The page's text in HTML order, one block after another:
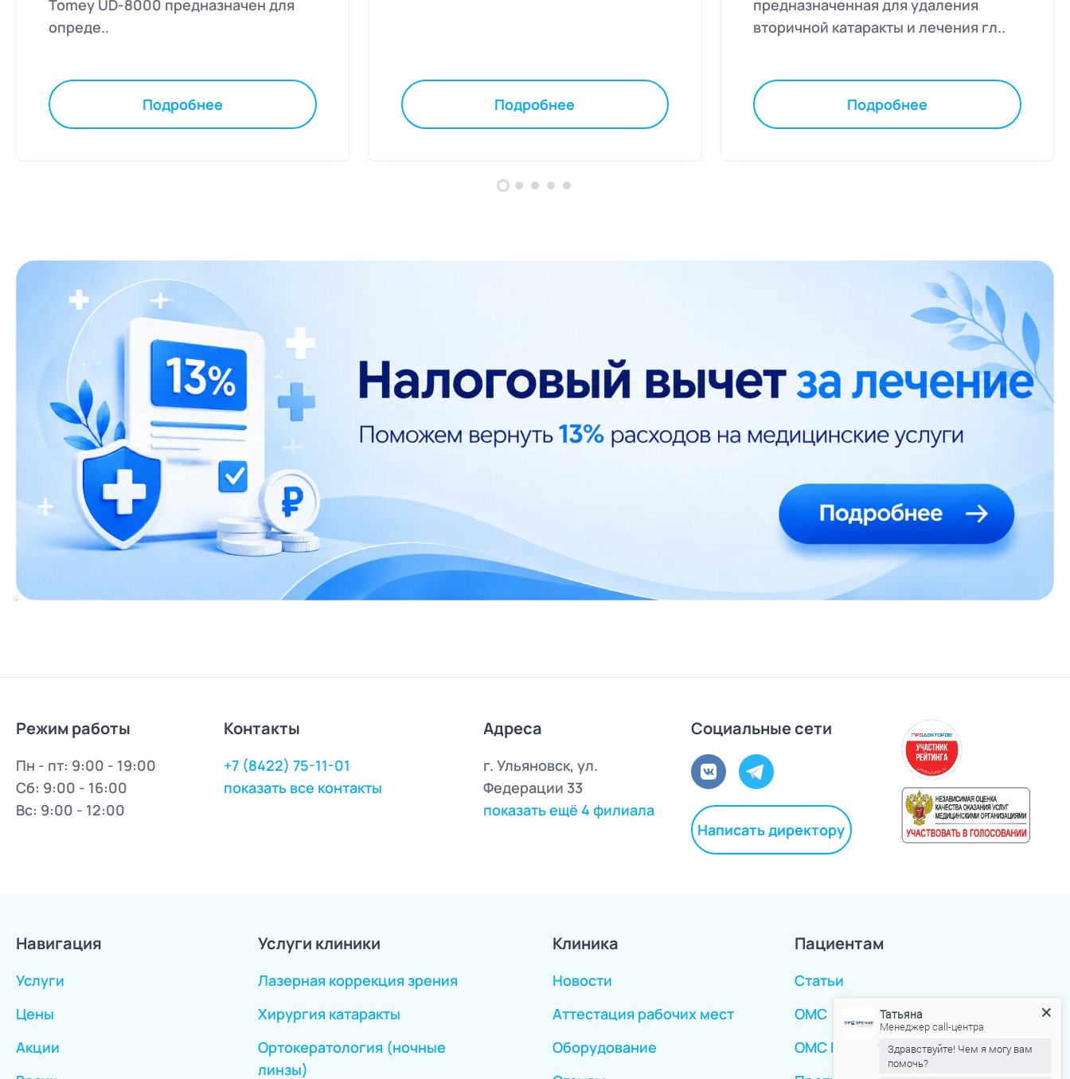
Tomey UD-8000 предназначен для
опреде..
Подробнее Подробнее
предназначенная для удаления
вторичной катаракты и лечения гл..
Подробнее
Режим работы
Пн - пт: 9:00 - 19:00
Сб: 9:00 - 16:00
Вс: 9:00 - 12:00
Контакты
+7 (8422) 75-11-01
показать все контакты
Адреса
г. Ульяновск, ул.
Федерации 33
показать ещё 4 филиала
Социальные сети
Написать директору
Навигация
Услуги
Цены
Акции
Услуги клиники
Лазерная коррекция зрения
Хирургия катаракты
Ортокератология (ночные
линзы)
Клиника
Новости
Аттестация рабочих мест
Оборудование
Пациентам
Статьи
ОМС
ОМС Иногородние
Татьяна
Менеджер call-центра
Здравствуйте! Чем я могу вам
помочь?